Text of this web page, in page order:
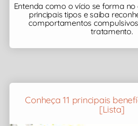
Entenda como o vício se forma
principais tipos e saiba
comportamentos
tratamento.
Conheça 11 principais
[Lista]